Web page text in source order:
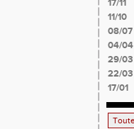
17/11
11/10
08/07
04/04
29/03
22/03
17/01